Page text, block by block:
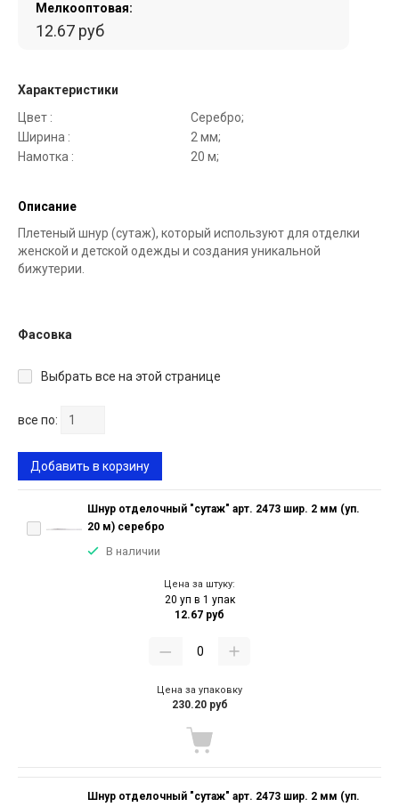
Мелкооптовая:
12.67 руб
Характеристики
Цвет :
Серебро;
Ширина :
2 мм;
Намотка :
20 м;
Описание
Плетеный шнур (сутаж), который используют для отделки
женской и детской одежды и создания уникальной
бижутерии.
Фасовка
Выбрать все на этой странице
все по:
Добавить в корзину
Шнур отделочный "сутаж" арт. 2473 шир. 2 мм (уп.
20 м) серебро
В наличии
Цена за штуку:
20 уп в 1 упак
12.67 руб
Цена за упаковку
230.20 руб
Шнур отделочный "сутаж" арт. 2473 шир. 2 мм (уп.